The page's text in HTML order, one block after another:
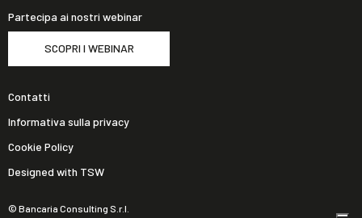
Partecipa ai nostri webinar
SCOPRI I WEBINAR
© Bancaria Consulting S.r.l.
Contatti
Informativa sulla privacy
Cookie Policy
Designed with TSW